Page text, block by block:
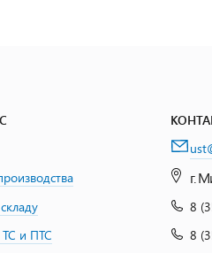
и ПТС
г.
8
8